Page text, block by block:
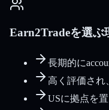
Earn2Tradeを選ぶ
長期的に
高く評価され
USに拠点を